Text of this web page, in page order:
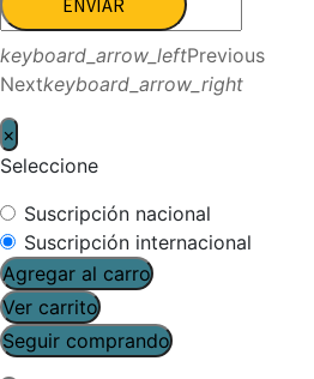
keyboard_arrow_leftPrevious
Nextkeyboard_arrow_right
×
Seleccione
Suscripción nacional
Suscripción internacional
Agregar al carro
Ver carrito
Seguir comprando